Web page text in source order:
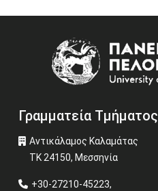
Γραμματεία Τμήματος
Αντικάλαμος Καλαμάτας
ΤΚ 24150, Μεσσηνία
+30-27210-45223,